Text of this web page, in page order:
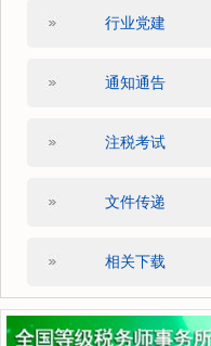
行业党建
通知通告
注税考试
文件传递
相关下载